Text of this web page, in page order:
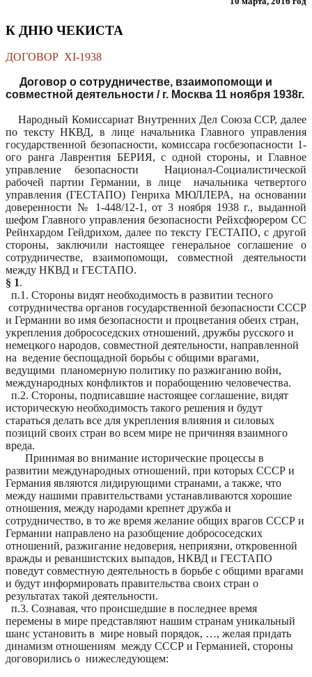
К ДНЮ ЧЕКИСТА
ДОГОВОР XI-1938
Договор о сотрудничестве, взаимопомощи и
совместной деятельности / г. Москва 11 ноября 1938г.
Народный Комиссариат Внутренних Дел Союза ССР, далее
по тексту НКВД, в лице начальника Главного управления
государственной безопасности, комиссара госбезопасности 1-
ого ранга Лаврентия БЕРИЯ, с одной стороны, и Главное
управление безопасности Национал-Социалистической
рабочей партии Германии, в лице начальника четвертого
управления (ГЕСТАПО) Генриха МЮЛЛЕРА, на основании
доверенности № 1-448/12-1, от 3 ноября 1938 г., выданной
шефом Главного управления безопасности Рейхсфюрером СС
Рейнхардом Гейдрихом, далее по тексту ГЕСТАПО, с другой
стороны, заключили настоящее генеральное соглашение о
сотрудничестве, взаимопомощи, совместной деятельности
между НКВД и ГЕСТАПО.
§ 1.
п.1. Стороны видят необходимость в развитии тесного
сотрудничества органов государственной безопасности СССР
и Германии во имя безопасности и процветания обеих стран,
укрепления добрососедских отношений, дружбы русского и
немецкого народов, совместной деятельности, направленной
на ведение беспощадной борьбы с общими врагами,
ведущими планомерную политику по разжиганию войн,
международных конфликтов и порабощению человечества.
п.2. Стороны, подписавшие настоящее соглашение, видят
историческую необходимость такого решения и будут
стараться делать все для укрепления влияния и силовых
позиций своих стран во всем мире не причиняя взаимного
вреда.
Принимая во внимание исторические процессы в
развитии международных отношений, при которых СССР и
Германия являются лидирующими странами, а также, что
между нашими правительствами устанавливаются хорошие
отношения, между народами крепнет дружба и
сотрудничество, в то же время желание общих врагов СССР и
Германии направлено на разобщение добрососедских
отношений, разжигание недоверия, неприязни, откровенной
вражды и реваншистских выпадов, НКВД и ГЕСТАПО
поведут совместную деятельность в борьбе с общими врагами
и будут информировать правительства своих стран о
результатах такой деятельности.
п.3. Сознавая, что происшедшие в последнее время
перемены в мире представляют нашим странам уникальный
шанс установить в мире новый порядок, …, желая придать
динамизм отношениям между СССР и Германией, стороны
договорились о нижеследующем: